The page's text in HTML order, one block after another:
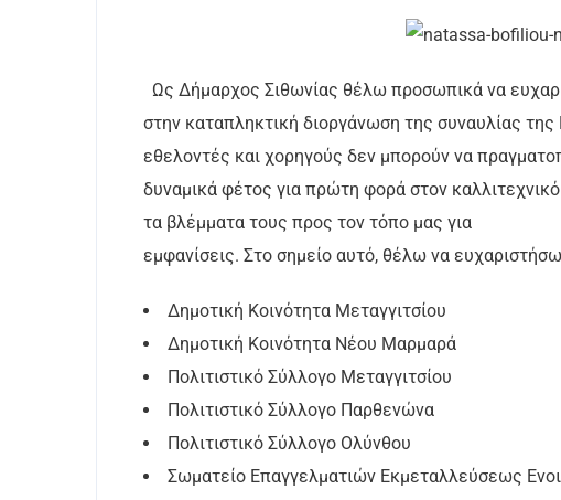
Ως Δήμαρχος Σιθωνίας θέλω προσωπικά να
στην καταπληκτική διοργάνωση της συναυλίας
εθελοντές και χορηγούς δεν μπορούν να
δυναμικά φέτος για πρώτη φορά στον
τα βλέμματα τους προς τον τόπο μας για
εμφανίσεις. Στο σημείο αυτό, θέλω να
Δημοτική Κοινότητα Μεταγγιτσίου
Δημοτική Κοινότητα Νέου Μαρμαρά
Πολιτιστικό Σύλλογο Μεταγγιτσίου
Πολιτιστικό Σύλλογο Παρθενώνα
Πολιτιστικό Σύλλογο Ολύνθου
Σωματείο Επαγγελματιών Εκμεταλλεύσεως